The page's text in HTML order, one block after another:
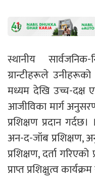
स्थानीय
ग्रान्टीहरूले
मध्यम देखि उच्च-दक्ष
आजीविका मार्ग
प्रशिक्षण प्रदान
अन-द-जॉब प्रशिक्षण,
प्रशिक्षण, दर्ता गरिएको
प्राप्त प्रशिक्षुत्व